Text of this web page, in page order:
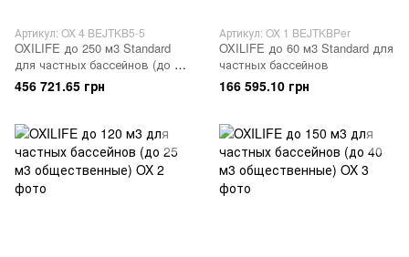
Артикул: OX 4 BEJTKB5-5
OXILIFE до 250 м3 Standard
для частных бассейнов (до 65
м3 общественные)
456 721.65 грн
Артикул: OX 1 BEJTKBPer
OXILIFE до 60 м3 Standard для
частных бассейнов
166 595.10 грн